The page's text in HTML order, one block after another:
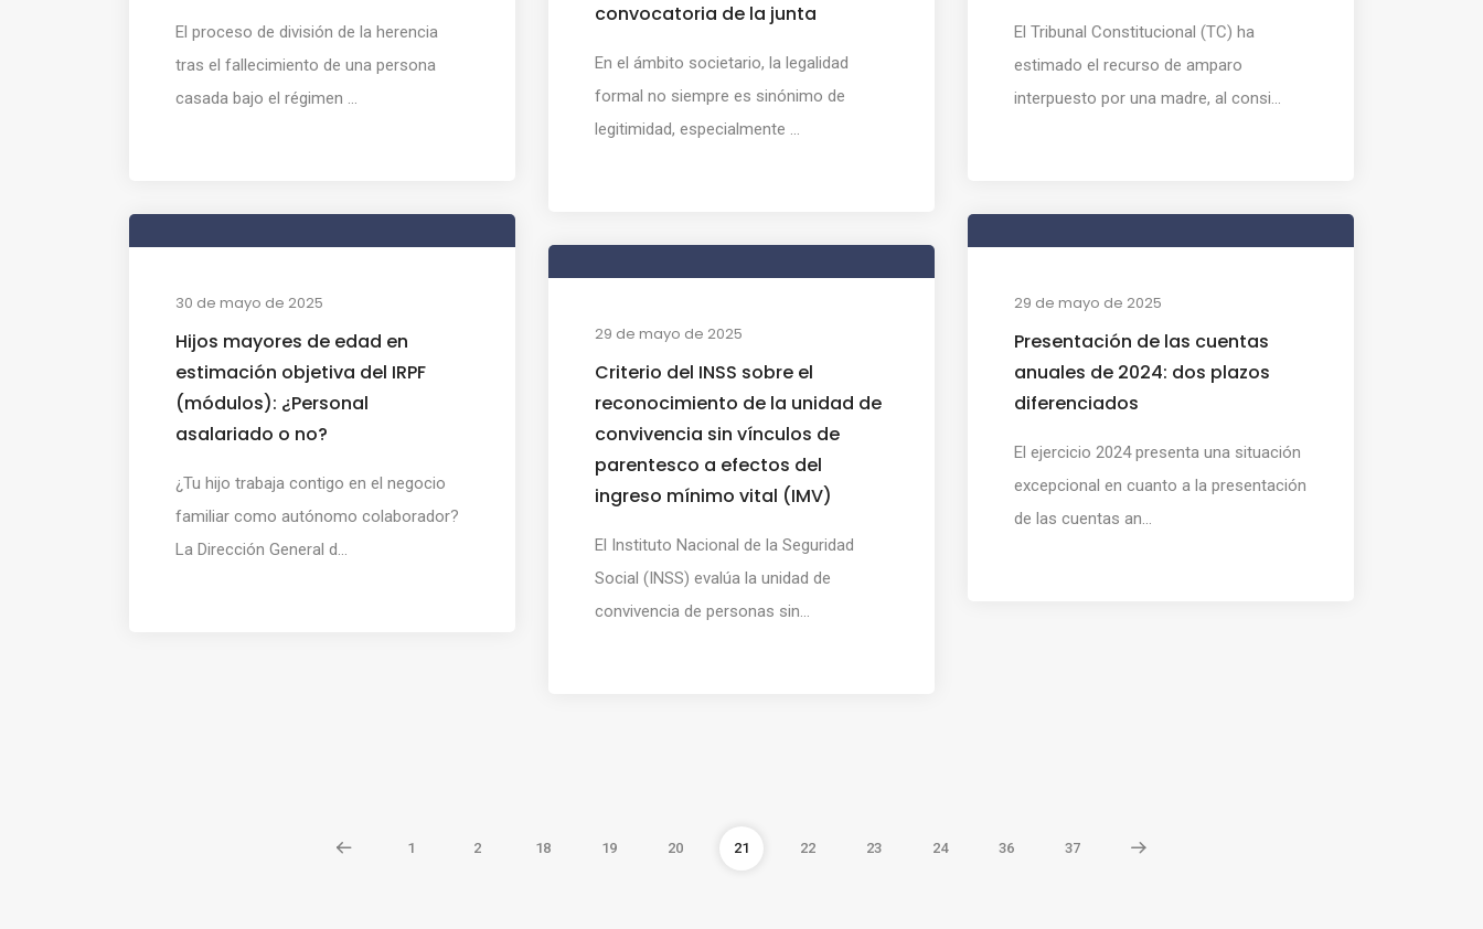
El proceso de división de la herencia
tras el fallecimiento de una persona
casada bajo el régimen ...
El Tribunal Constitucional (TC) ha
estimado el recurso de amparo
interpuesto por una madre, al consi...
convocatoria de la junta
En el ámbito societario, la legalidad
formal no siempre es sinónimo de
legitimidad, especialmente ...
30 de mayo de 2025
Hijos mayores de edad en
estimación objetiva del IRPF
(módulos): ¿Personal
asalariado o no?
¿Tu hijo trabaja contigo en el negocio
familiar como autónomo colaborador?
La Dirección General d...
29 de mayo de 2025
Presentación de las cuentas
anuales de 2024: dos plazos
diferenciados
El ejercicio 2024 presenta una situación
excepcional en cuanto a la presentación
de las cuentas an...
29 de mayo de 2025
Criterio del INSS sobre el
reconocimiento de la unidad de
convivencia sin vínculos de
parentesco a efectos del
ingreso mínimo vital (IMV)
El Instituto Nacional de la Seguridad
Social (INSS) evalúa la unidad de
convivencia de personas sin...
1 2 18 19 20 21 22 23 24 36 37